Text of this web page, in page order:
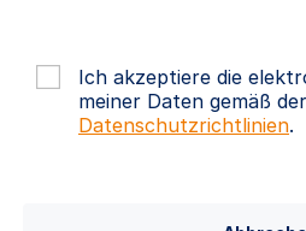
Ich akzeptiere die
meiner Daten gemäß der
Datenschutzrichtlinien.